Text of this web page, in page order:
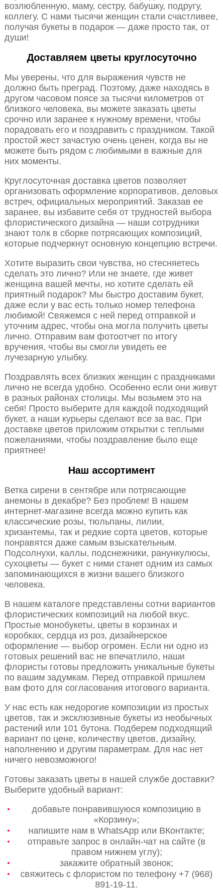
возлюбленную, маму, сестру, бабушку, подругу,
коллегу. С нами тысячи женщин стали счастливее,
получая букеты в подарок — даже просто так, от
души!
Доставляем цветы круглосуточно
Мы уверены, что для выражения чувств не
должно быть преград. Поэтому, даже находясь в
другом часовом поясе за тысячи километров от
близкого человека, вы можете заказать цветы
срочно или заранее к нужному времени, чтобы
порадовать его и поздравить с праздником. Такой
простой жест зачастую очень ценен, когда вы не
можете быть рядом с любимыми в важные для
них моменты.
Круглосуточная доставка цветов позволяет
организовать оформление корпоративов, деловых
встреч, официальных мероприятий. Заказав ее
заранее, вы избавите себя от трудностей выбора
флористического дизайна — наши сотрудники
знают толк в сборке потрясающих композиций,
которые подчеркнут основную концепцию встречи.
Хотите выразить свои чувства, но стесняетесь
сделать это лично? Или не знаете, где живет
женщина вашей мечты, но хотите сделать ей
приятный подарок? Мы быстро доставим букет,
даже если у вас есть только номер телефона
любимой! Свяжемся с ней перед отправкой и
уточним адрес, чтобы она могла получить цветы
лично. Отправим вам фотоотчет по итогу
вручения, чтобы вы смогли увидеть ее
лучезарную улыбку.
Поздравлять всех близких женщин с праздниками
лично не всегда удобно. Особенно если они живут
в разных районах столицы. Мы возьмем это на
себя! Просто выберите для каждой подходящий
букет, а наши курьеры сделают все за вас. При
доставке цветов приложим открытки с теплыми
пожеланиями, чтобы поздравление было еще
приятнее!
Наш ассортимент
Ветка сирени в сентябре или потрясающие
анемоны в декабре? Без проблем! В нашем
интернет-магазине всегда можно купить как
классические розы, тюльпаны, лилии,
хризантемы, так и редкие сорта цветов, которые
понравятся даже самым взыскательным.
Подсолнухи, каллы, подснежники, ранункулюсы,
сухоцветы — букет с ними станет одним из самых
запоминающихся в жизни вашего близкого
человека.
В нашем каталоге представлены сотни вариантов
флористических композиций на любой вкус.
Простые монобукеты, цветы в корзинах и
коробках, сердца из роз, дизайнерское
оформление — выбор огромен. Если ни одно из
готовых решений вас не впечатлило, наши
флористы готовы предложить уникальные букеты
по вашим задумкам. Перед отправкой пришлем
вам фото для согласования итогового варианта.
У нас есть как недорогие композиции из простых
цветов, так и эксклюзивные букеты из необычных
растений или 101 бутона. Подберем подходящий
вариант по цене, количеству цветов, дизайну,
наполнению и другим параметрам. Для нас нет
ничего невозможного!
Готовы заказать цветы в нашей службе доставки?
Выберите удобный вариант:
добавьте понравившуюся композицию в
«Корзину»;
напишите нам в WhatsApp или ВКонтакте;
отправьте запрос в онлайн-чат на сайте (в
правом нижнем углу);
закажите обратный звонок;
свяжитесь с флористом по телефону +7 (968)
891-19-11.